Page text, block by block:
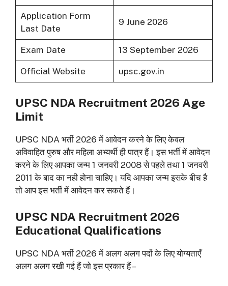
Application Form
Last Date
9 June 2026
Exam Date 13 September 2026
Official Website upsc.gov.in
UPSC NDA Recruitment 2026 Age
Limit
UPSC NDA भर्ती 2026 में आवेदन करने के लिए केवल
अविवाहित पुरुष और महिला अभ्यर्थी ही पात्र हैं। इस भर्ती में आवेदन
करने के लिए आपका जन्म 1 जनवरी 2008 से पहले तथा 1 जनवरी
2011 के बाद का नही होना चाहिए। यदि आपका जन्म इसके बीच है
तो आप इस भर्ती में आवेदन कर सकते हैं।
UPSC NDA Recruitment 2026
Educational Qualifications
UPSC NDA भर्ती 2026 में अलग अलग पदों के लिए योग्यताएँ
अलग अलग रखी गई हैं जो इस प्रकार हैं –